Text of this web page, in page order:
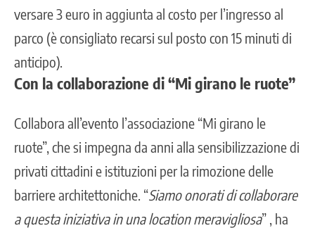
versare 3 euro in aggiunta al costo per l’ingresso al
parco (è consigliato recarsi sul posto con 15 minuti di
anticipo).
Con la collaborazione di “Mi girano le ruote”
Collabora all’evento l’associazione “Mi girano le
ruote”, che si impegna da anni alla sensibilizzazione di
privati cittadini e istituzioni per la rimozione delle
barriere architettoniche. “Siamo onorati di collaborare
a questa iniziativa in una location meravigliosa” , ha